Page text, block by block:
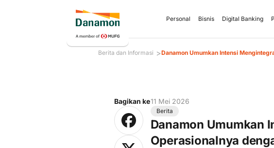
Personal Bisnis Digital Banking
Berita dan Informasi >Danamon Umumkan Intensi
Bagikan ke11 Mei 2026
Berita
Danamon Umumkan
Operasionalnya